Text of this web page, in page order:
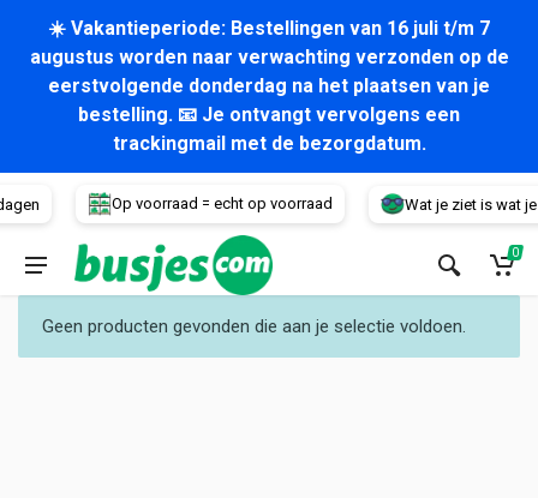
☀️ Vakantieperiode: Bestellingen van 16 juli t/m 7
augustus worden naar verwachting verzonden op de
eerstvolgende donderdag na het plaatsen van je
bestelling. 📧 Je ontvangt vervolgens een
trackingmail met de bezorgdatum.
Op voorraad = echt op voorraad Wat je ziet is wat je
Voertuig
0
Geen producten gevonden die aan je selectie voldoen.